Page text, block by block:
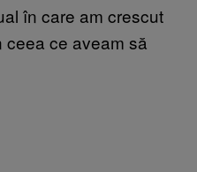
în care am crescut
ceea ce aveam să